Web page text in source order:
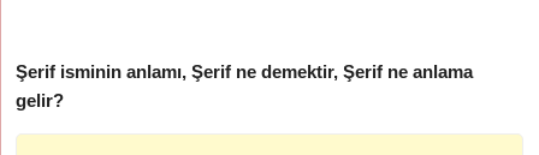
Şerif isminin anlamı, Şerif ne demektir, Şerif ne anlama
gelir?